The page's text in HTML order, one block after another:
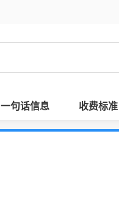
一句话信息 收费标准